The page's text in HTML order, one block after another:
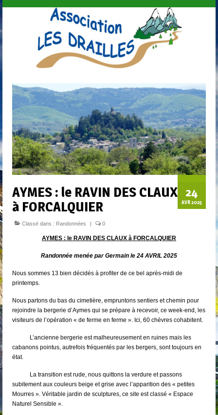
24
AVR 2025
AYMES : le RAVIN DES CLAUX
à FORCALQUIER
Classé dans : Randonnées | 0
AYMES : le RAVIN DES CLAUX à FORCALQUIER
Randonnée menée par Germain le 24 AVRIL 2025
Nous sommes 13 bien décidés à profiter de ce bel après-midi de
printemps.
Nous partons du bas du cimetière, empruntons sentiers et chemin pour
rejoindre la bergerie d’Aymes qui se prépare à recevoir, ce week-end, les
visiteurs de l’opération « de ferme en ferme ». Ici, 60 chèvres cohabitent.
L’ancienne bergerie est malheureusement en ruines mais les
cabanons pointus, autrefois fréquentés par les bergers, sont toujours en
état.
La transition est rude, nous quittons la verdure et passons
subitement aux couleurs beige et grise avec l’apparition des « petites
Mourres ». Véritable jardin de sculptures, ce site est classé « Espace
Naturel Sensible ».